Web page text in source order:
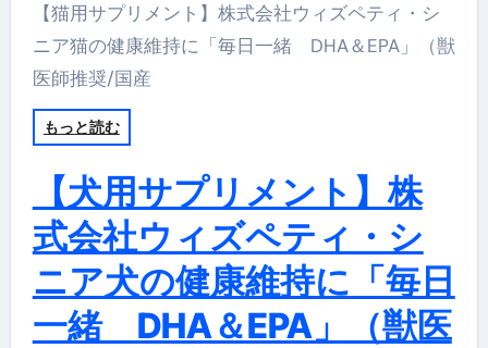
【猫用サプリメント】株式会社ウィズペティ・シ
ニア猫の健康維持に「毎日一緒 DHA＆EPA」（獣
医師推奨/国産
もっと読む
【犬用サプリメント】株
式会社ウィズペティ・シ
ニア犬の健康維持に「毎日
一緒 DHA＆EPA」（獣医